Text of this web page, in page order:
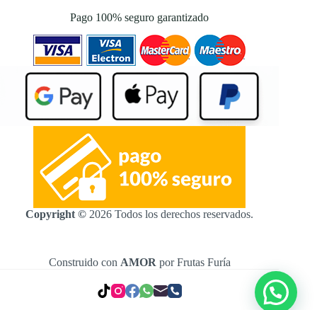
Pago 100% seguro garantizado
Copyright © 2026 Todos los derechos reservados.
Construido con AMOR por Frutas Furía